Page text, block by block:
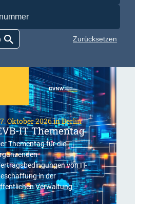
Zurücksetzen
Oktober 2026 in Berlin
IT Thementag
Thementag für die
von IT-
in der
Verwaltung